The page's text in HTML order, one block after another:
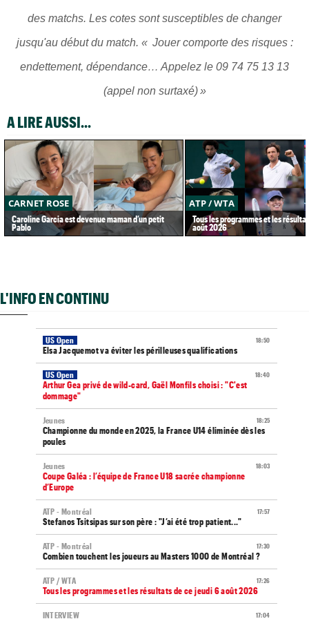
des matchs. Les cotes sont susceptibles de changer
jusqu'au début du match. « Jouer comporte des risques :
endettement, dépendance… Appelez le 09 74 75 13 13
(appel non surtaxé)»
A LIRE AUSSI...
CARNET ROSE
Caroline Garcia est devenue maman d’un petit
Pablo
ATP / WTA
Tous les programmes et les
août 2026
L'INFO EN CONTINU
18:50
US Open
Elsa Jacquemot va éviter les périlleuses qualifications
18:40
US Open
Arthur Gea privé de wild-card, Gaël Monfils choisi : "C'est
dommage"
18:25
Jeunes
Championne du monde en 2025, la France U14 éliminée dès les
poules
18:03
Jeunes
Coupe Galéa : l’équipe de France U18 sacrée championne
d’Europe
17:57
ATP - Montréal
Stefanos Tsitsipas sur son père : "J’ai été trop patient..."
17:30
ATP - Montréal
Combien touchent les joueurs au Masters 1000 de Montréal ?
17:26
ATP / WTA
Tous les programmes et les résultats de ce jeudi 6 août 2026
17:04
INTERVIEW